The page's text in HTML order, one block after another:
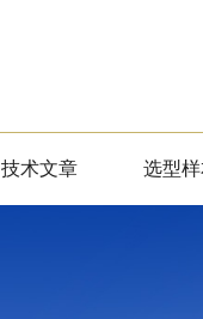
技术文章 选型